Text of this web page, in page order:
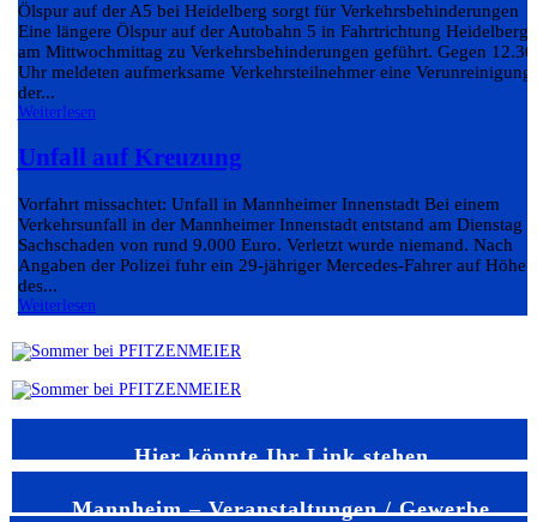
Ölspur auf der A5 bei Heidelberg sorgt für Verkehrsbehinderungen
Eine längere Ölspur auf der Autobahn 5 in Fahrtrichtung Heidelberg
am Mittwochmittag zu Verkehrsbehinderungen geführt. Gegen 12.30
Uhr meldeten aufmerksame Verkehrsteilnehmer eine Verunreinigung
der...
Weiterlesen
Unfall auf Kreuzung
Vorfahrt missachtet: Unfall in Mannheimer Innenstadt Bei einem
Verkehrsunfall in der Mannheimer Innenstadt entstand am Dienstag
Sachschaden von rund 9.000 Euro. Verletzt wurde niemand. Nach
Angaben der Polizei fuhr ein 29-jähriger Mercedes-Fahrer auf Höhe
des...
Weiterlesen
Hier könnte Ihr Link stehen
Mannheim – Veranstaltungen / Gewerbe